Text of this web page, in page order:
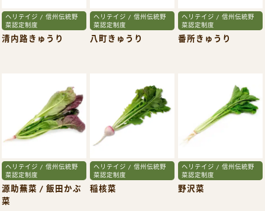
ヘリテイジ / 信州伝統野
菜認定制度
清内路きゅうり
ヘリテイジ / 信州伝統野
菜認定制度
八町きゅうり
ヘリテイジ / 信州伝統野
菜認定制度
番所きゅうり
ヘリテイジ / 信州伝統野
菜認定制度
源助蕪菜 / 飯田かぶ
菜
ヘリテイジ / 信州伝統野
菜認定制度
稲核菜
ヘリテイジ / 信州伝統野
菜認定制度
野沢菜